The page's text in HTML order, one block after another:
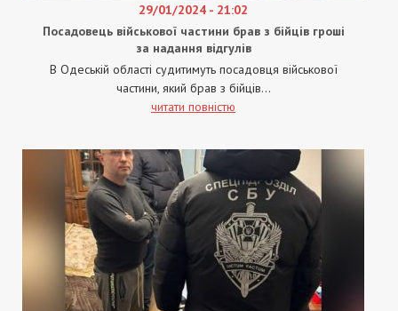
29/01/2024 - 21:02
Посадовець військової частини брав з бійців гроші
за надання відгулів
В Одеській області судитимуть посадовця військової
частини, який брав з бійців...
читати повністю